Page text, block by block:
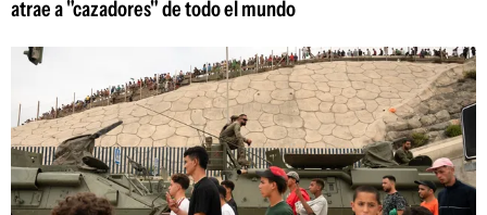
atrae a "cazadores" de todo el mundo